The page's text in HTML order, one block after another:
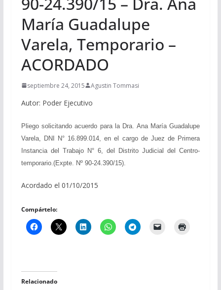
María Guadalupe
Varela, Temporario –
ACORDADO
septiembre 24, 2015 Agustin Tommasi
Autor: Poder Ejecutivo
Pliego solicitando acuerdo para la Dra. Ana María Guadalupe
Varela, DNI N° 16.899.014, en el cargo de Juez de Primera
Instancia del Trabajo N° 6, del Distrito Judicial del Centro-
temporario.(Expte. Nº 90-24.390/15).
Acordado el 01/10/2015
Compártelo:
Relacionado